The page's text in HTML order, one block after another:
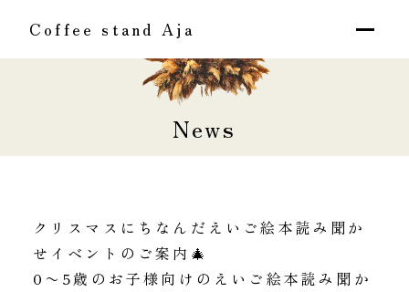
Coffee stand Aja
News
クリスマスにちなんだえいご絵本読み聞か
せイベントのご案内🎄
0〜5歳のお子様向けのえいご絵本読み聞か